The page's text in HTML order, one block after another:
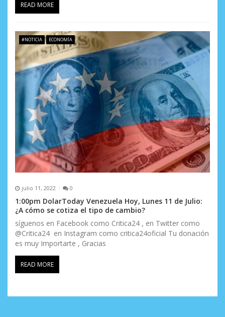
READ MORE
#NOTICIA ECONOMÍA
julio 11, 2022 0
1:00pm DolarToday Venezuela Hoy, Lunes 11 de Julio:
¿A cómo se cotiza el tipo de cambio?
síguenos en Facebook como Critica24 , en Twitter como
@Critica24 en Instagram como critica24oficial Tu donación
es muy Importarte , Gracias
READ MORE